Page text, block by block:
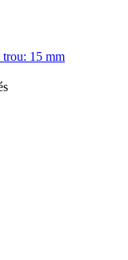
trou: 15 mm